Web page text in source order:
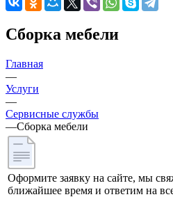
Сборка мебели
Главная
—
Услуги
—
Сервисные службы
—Сборка мебели
Оформите заявку на сайте, мы
ближайшее время и ответим на